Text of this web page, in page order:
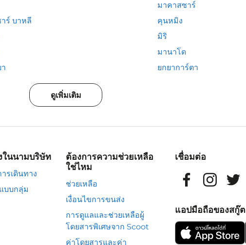
มาคาสซาร์
ร์ บาหลี
คุนหมิง
มิริ
มานาโด
ยกยาการ์ตา
ดูเพิ่มเติม
ในนามบริษัท
รเดินทาง
บบกลุ่ม
ต้องการความช่วยเหลือ
ใช่ไหม
ช่วยเหลือ
เงื่อนไขการขนส่ง
การดูแลและช่วยเหลือผู้
โดยสารพิเศษจาก Scoot
ค่าโดยสารและค่า
เชื่อมต่อ
แอปมือถือของสกู๊ต